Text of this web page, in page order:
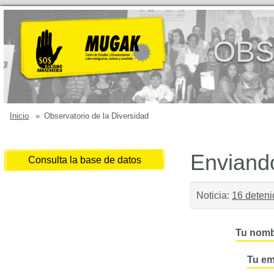
Inicio » Observatorio de la Diversidad
Consulta la base de datos
Noticia: 16
Tu
Tu